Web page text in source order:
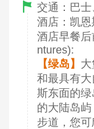
交通：巴士
酒店：凯恩
酒店早餐
ntures):
【绿岛】
和最具有
斯东面的
的大陆岛
步道，您